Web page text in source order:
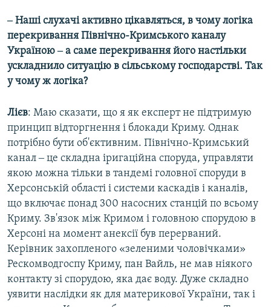
‒ Наші слухачі активно цікавляться, в чому логіка
перекривання Північно-Кримського каналу
Україною ‒ а саме перекривання його настільки
ускладнило ситуацію в сільському господарстві. Так
у чому ж логіка?
Лієв: Маю сказати, що я як експерт не підтримую
принцип відторгнення і блокади Криму. Однак
потрібно бути об'єктивним. Північно-Кримський
канал ‒ це складна іригаційна споруда, управляти
якою можна тільки в тандемі головної споруди в
Херсонській області і системи каскадів і каналів,
що включає понад 300 насосних станцій по всьому
Криму. Зв'язок між Кримом і головною спорудою в
Херсоні на момент анексії був перерваний.
Керівник захопленого «зеленими чоловічками»
Рескомводгоспу Криму, пан Вайль, не мав ніякого
контакту зі спорудою, яка дає воду. Дуже складно
уявити наслідки як для материкової України, так і